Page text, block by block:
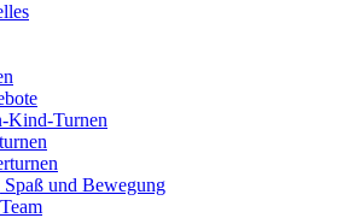
Kind-Turnen
Spaß und Bewegung